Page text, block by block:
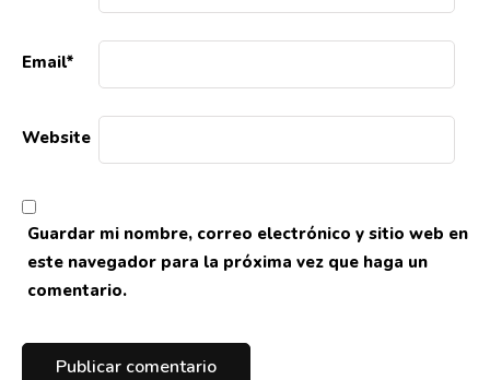
Email*
Website
Guardar mi nombre, correo electrónico y sitio web en
este navegador para la próxima vez que haga un
comentario.